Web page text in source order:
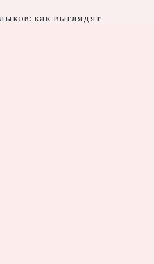
как выглядят